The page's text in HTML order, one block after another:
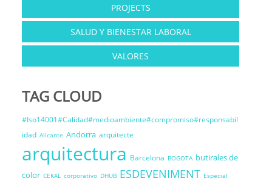
PROJECTS
SALUD Y BIENESTAR LABORAL
VALORES
TAG CLOUD
#Iso14001#Calidad#medioambiente#compromiso#responsabil
idad Alicante Andorra arquitecte
arquitectura Barcelona BOGOTA butirales de
color CEKAL corporativo DHUB ESDEVENIMENT Especial